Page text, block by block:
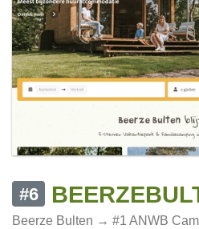
#6
Beerze Bulten → #1 ANWB